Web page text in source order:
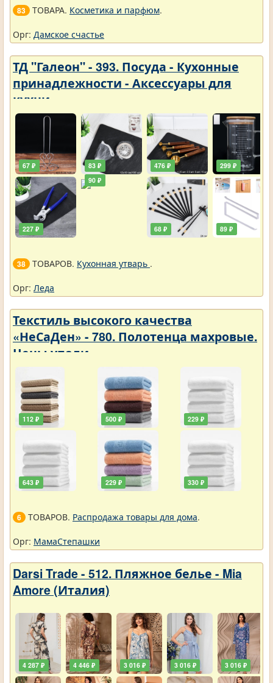
83 ТОВАРА. Косметика и парфюм.
Орг: Дамское счастье
ТД "Галеон" - 393. Посуда - Кухонные
принадлежности - Аксессуары для
кухни
67 ₽
227 ₽
83 ₽
90 ₽
476 ₽
68 ₽
299 ₽
89 ₽
38 ТОВАРОВ. Кухонная утварь .
Орг: Леда
Текстиль высокого качества
«НеСаДен» - 780. Полотенца махровые.
Цены упали
112 ₽
643 ₽
500 ₽
229 ₽
229 ₽
330 ₽
6 ТОВАРОВ. Распродажа товары для дома.
Орг: МамаСтепашки
Darsi Trade - 512. Пляжное белье - Mia
Amore (Италия)
4 287 ₽ 4 446 ₽ 3 016 ₽ 3 016 ₽ 3 016 ₽